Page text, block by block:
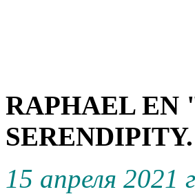
RAPHAEL EN
15 апреля 2021